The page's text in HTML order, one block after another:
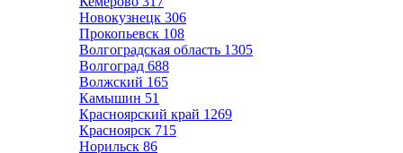
Новокузнецк 306
Прокопьевск 108
Волгоградская область 1305
Волгоград 688
Волжский 165
Камышин 51
Красноярский край 1269
Красноярск 715
Норильск 86